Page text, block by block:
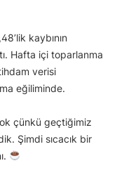
kaybının
Hafta içi toparlanma
verisi
eğiliminde.
çünkü geçtiğimiz
Şimdi sıcacık bir